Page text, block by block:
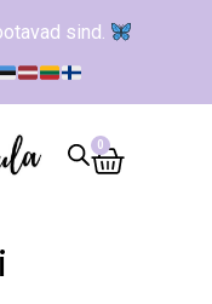
sind.
0